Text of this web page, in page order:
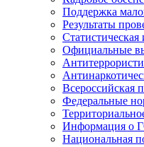
Поддержка
Результаты
Официальные
Всероссийская
Федеральные
Информация о
Национальная